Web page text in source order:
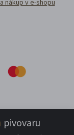
pivovaru
nákup v e-shopu